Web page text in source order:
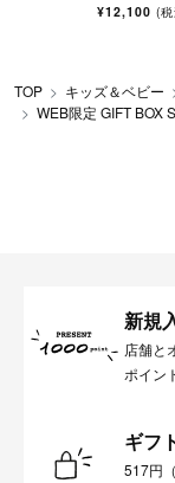
¥12,100 (
TOP キッズ＆ベビー
WEB限定 GIFT BOX
新規
店舗と
ポイン
ギフ
517円